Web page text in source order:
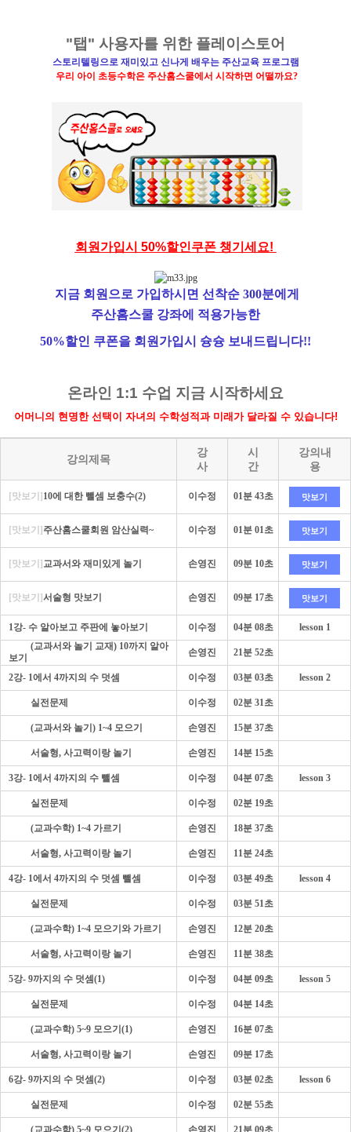
"탭" 사용자를 위한 플레이스토어
스토리텔링으로 재미있고 신나게 배우는 주산교육 프로그램
우리 아이 초등수학은 주산홈스쿨에서 시작하면 어떨까요?
회원가입시 50%할인쿠폰 챙기세요!
지금 회원으로 가입하시면 선착순 300분에게
주산홈스쿨 강좌에 적용가능한
50%할인 쿠폰을 회원가입시 슝슝 보내드립니다!!
온라인 1:1 수업 지금 시작하세요
어머니의 현명한 선택이 자녀의 수학성적과 미래가 달라질 수 있습니다!
강의제목
강
사
시
간
강의내
용
[맛보기] 10에 대한 뺄셈 보충수(2) 이수정 01분 43초 맛보기
[맛보기] 주산홈스쿨회원 암산실력~ 이수정 01분 01초 맛보기
[맛보기] 교과서와 재미있게 놀기 손영진 09분 10초 맛보기
[맛보기]서술형 맛보기 손영진 09분 17초 맛보기
1강- 수 알아보고 주판에 놓아보기 이수정 04분 08초
lesson 1
(교과서와 놀기 교재) 10까지 알아
보기
손영진 21분 52초
2강- 1에서 4까지의 수 덧셈 이수정 03분 03초 lesson 2
실전문제 이수정 02분 31초
(교과서와 놀기) 1~4 모으기 손영진 15분 37초
서술형, 사고력이랑 놀기 손영진 14분 15초
3강- 1에서 4까지의 수 뺄셈 이수정 04분 07초 lesson 3
실전문제 이수정 02분 19초
(교과수학) 1~4 가르기 손영진 18분 37초
서술형, 사고력이랑 놀기 손영진 11분 24초
4강- 1에서 4까지의 수 덧셈 뺄셈 이수정 03분 49초 lesson 4
실전문제 이수정 03분 51초
(교과수학) 1~4 모으기와 가르기 손영진 12분 20초
서술형, 사고력이랑 놀기 손영진 11분 38초
5강- 9까지의 수 덧셈(1) 이수정 04분 09초 lesson 5
실전문제 이수정 04분 14초
(교과수학) 5~9 모으기(1) 손영진 16분 07초
서술형, 사고력이랑 놀기 손영진 09분 17초
6강- 9까지의 수 덧셈(2) 이수정 03분 02초 lesson 6
실전문제 이수정 02분 55초
(교과수학) 5~9 모으기(2) 손영진 21분 09초